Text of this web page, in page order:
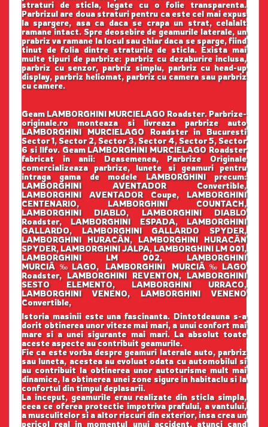
straturi de sticla, legate cu o folie transparenta.
Parbrizul are doua straturi pentru ca este cel mai expus
la spargere, asa ca daca se crapa un strat, celalalt
ramane intact. Spre deosebire de geamurile laterale, un
prabriz va ramane la locul sau chiar daca se sparge, fiind
tinut de folia dintre straturile de sticla. Exista mai
multe tipuri de parbrize: parbriz cu dezaburire inclusa,
parbriz cu senzor, parbriz simplu, parbriz cu head-up
display, parbriz heliomat, parbriz cu camera sau parbriz
cu camere.
Geam LAMBORGHINI MURCIELAGO Roadster. Parbrize-
originale.ro monteaza si livreaza parbrize auto
LAMBORGHINI MURCIELAGO Roadster in Bucuresti
Sector 1, Sector 2, Sector 3, Sector 4, Sector 5, Sector
6 si Ilfov. Geam LAMBORGHINI MURCIELAGO Roadster
fabricat in anii: Deasemenea, Parbrize Originale
comercializeaza parbrize, lunete si geamuri pentru
intraga gama de modele LAMBORGHINI precum:
LAMBORGHINI AVENTADOR Convertible,
LAMBORGHINI AVENTADOR Coupe, LAMBORGHINI
CENTENARIO, LAMBORGHINI COUNTACH,
LAMBORGHINI DIABLO, LAMBORGHINI DIABLO
Roadster, LAMBORGHINI ESPADA, LAMBORGHINI
GALLARDO, LAMBORGHINI GALLARDO SPYDER,
LAMBORGHINI HURACÃN, LAMBORGHINI HURACÃN
SPYDER, LAMBORGHINI JALPA, LAMBORGHINI LM 001,
LAMBORGHINI LM 002, LAMBORGHINI
MURCIÃ‰LAGO, LAMBORGHINI MURCIÃ‰LAGO
Roadster, LAMBORGHINI REVENTON, LAMBORGHINI
SESTO ELEMENTO, LAMBORGHINI URRACO,
LAMBORGHINI VENENO, LAMBORGHINI VENENO
Convertible,
Istoria masinii este una fascinanta. Dintotdeauna s-a
dorit obtinerea unor viteze mai mari, a unui confort mai
mare si a unei sigurante mai mari. La absolut toate
aceste aspecte au contribuit geamurile.
Fie ca este vorba despre geamuri laterale auto, parbriz
sau luneta, acestea au evoluat odata cu automobilul si
au contribuit la obtinerea unor autoturisme mult mai
dinamice, la obtinerea unei zone sigure in habitaclu si la
confortul din timpul deplasarii.
La inceput, geamurile erau realizate din sticla simpla,
ceea ce oferea protectie impotriva prafului, a vantului,
a musculitelor si a altor riscuri din exterior, insa crea un
pericol real in momentul unui accident, atunci cand